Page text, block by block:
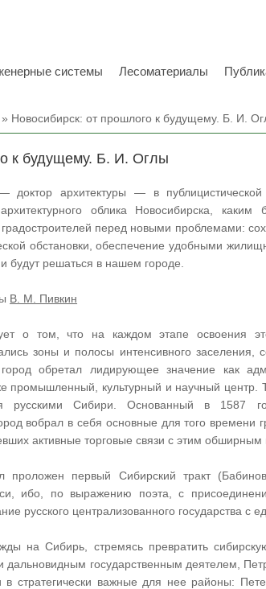
системы Лесоматериалы
» Новосибирск: от прошлого к будущему. Б. И.
к будущему. Б. И. Оглы
доктор архитектуры — в
облика Новосибирска,
перед новыми проблемами:
обстановки, обеспечение удобными
решаться в нашем городе.
В. М. Пивкин
о том, что на каждом этапе освоения
зоны и полосы интенсивного заселения,
обретал лидирующее значение как
промышленный, культурный и научный центр.
русскими Сибири. Основанный в 1587
вобрал в себя основные для того
активные торговые связи с этим обширным
проложен первый Сибирский тракт
ибо, по выражению поэта, с
русского централизованного государства с
на Сибирь, стремясь превратить
дальновидным государственным деятелем,
стратегически важные для нее районы: